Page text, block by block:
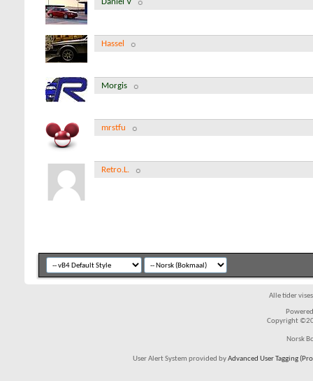
Hassel
Morgis
mrstfu
Retro.L.
Alle tider
Copyright
Norsk
User Alert System provided byAdvanced User Tagging